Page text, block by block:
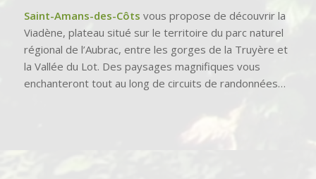
Saint-Amans-des-Côts vous propose de découvrir la
Viadène, plateau situé sur le territoire du parc naturel
régional de l’Aubrac, entre les gorges de la Truyère et
la Vallée du Lot. Des paysages magnifiques vous
enchanteront tout au long de circuits de randonnées…